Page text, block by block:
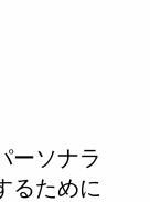
ーソナラ
るために